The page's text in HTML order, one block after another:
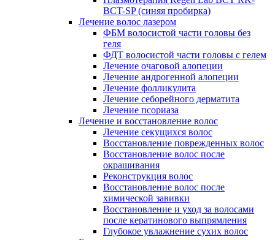
BCT-SP (синяя пробирка)
Лечение волос лазером
ФБМ волосистой части головы без
геля
ФДТ волосистой части головы с гелем
Лечение очаговой алопеции
Лечение андрогенной алопеции
Лечение фолликулита
Лечение себорейного дерматита
Лечение псориаза
Лечение и восстановление волос
Лечение секущихся волос
Восстановление поврежденных волос
Восстановление волос после
окрашивания
Реконструкция волос
Восстановление волос после
химической завивки
Восстановление и уход за волосами
после кератинового выпрямления
Глубокое увлажнение сухих волос